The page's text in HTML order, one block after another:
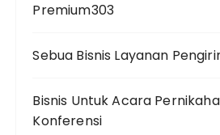
Premium303
Sebua Bisnis Layanan
Bisnis Untuk Acara
Konferensi